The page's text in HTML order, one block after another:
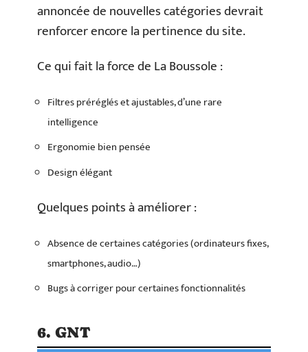
annoncée de nouvelles catégories devrait
renforcer encore la pertinence du site.
Ce qui fait la force de La Boussole :
Filtres préréglés et ajustables, d’une rare
intelligence
Ergonomie bien pensée
Design élégant
Quelques points à améliorer :
Absence de certaines catégories (ordinateurs fixes,
smartphones, audio…)
Bugs à corriger pour certaines fonctionnalités
6. GNT